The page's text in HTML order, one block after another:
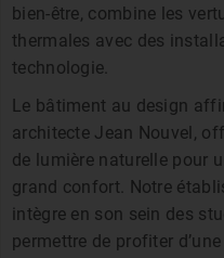
bien-être, combine les
thermales avec des
technologie.
Le bâtiment au design
architecte Jean Nouvel,
de lumière naturelle pour
grand confort. Notre
intègre en son sein des
permettre de profiter d’une